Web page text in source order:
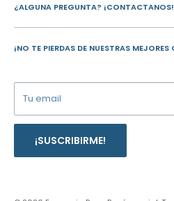
Buscar
Politica de devoluciones
Politica de Envios
Politica de privacidad
¿ALGUNA PREGUNTA? ¡CONTACTANOS!
Av. Rivera 3648, Montevideo,
Tel.: 2622 2676
hola@FarmaciaRex.uy
¡NO TE PIERDAS DE NUESTRAS
Tu email
¡SUSCRIBIRME!